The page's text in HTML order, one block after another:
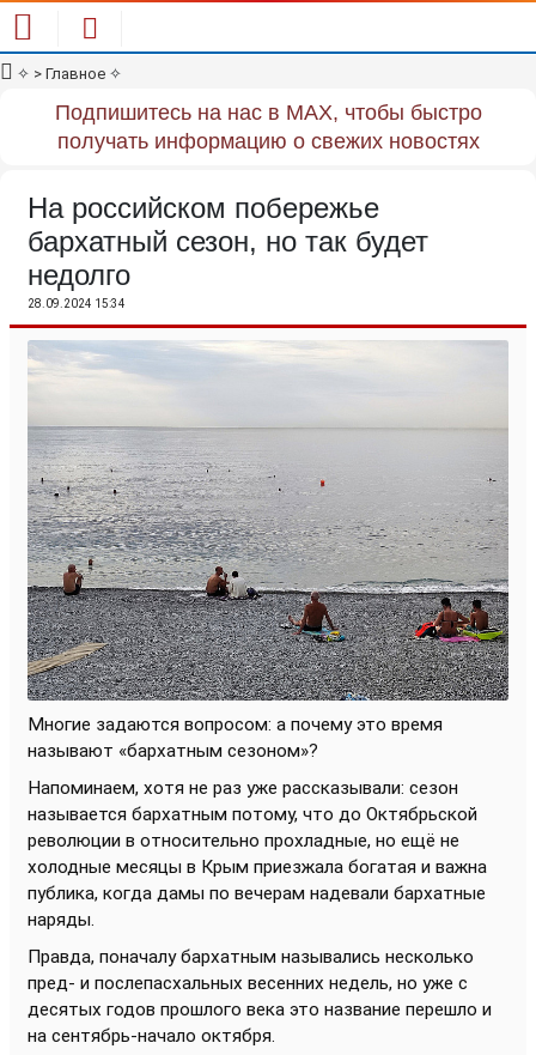
✧ > Главное ✧
Подпишитесь на нас в MAX, чтобы быстро
получать информацию о свежих новостях
На российском побережье
бархатный сезон, но так будет
недолго
28.09.2024 15:34
Многие задаются вопросом: а почему это время
называют «бархатным сезоном»?
Напоминаем, хотя не раз уже рассказывали: сезон
называется бархатным потому, что до Октябрьской
революции в относительно прохладные, но ещё не
холодные месяцы в Крым приезжала богатая и важна
публика, когда дамы по вечерам надевали бархатные
наряды.
Правда, поначалу бархатным назывались несколько
пред- и послепасхальных весенних недель, но уже с
десятых годов прошлого века это название перешло и
на сентябрь-начало октября.